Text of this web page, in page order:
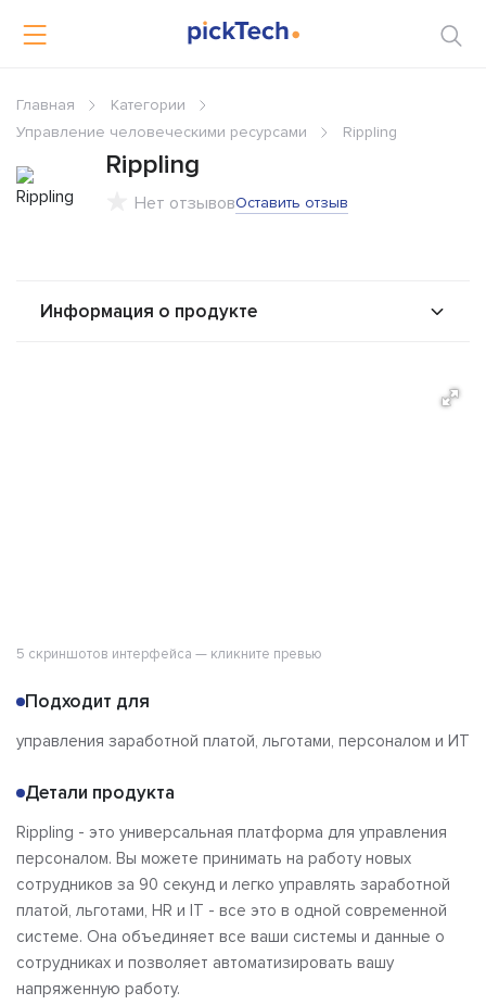
Главная
Категории
Управление человеческими ресурсами
Rippling
Rippling
Нет отзывовОставить отзыв
Информация о продукте
5 скриншотов интерфейса — кликните превью
Подходит для
управления заработной платой, льготами, персоналом и ИТ
Детали продукта
Rippling - это универсальная платформа для управления
персоналом. Вы можете принимать на работу новых
сотрудников за 90 секунд и легко управлять заработной
платой, льготами, HR и IT - все это в одной современной
системе. Она объединяет все ваши системы и данные о
сотрудниках и позволяет автоматизировать вашу
напряженную работу.